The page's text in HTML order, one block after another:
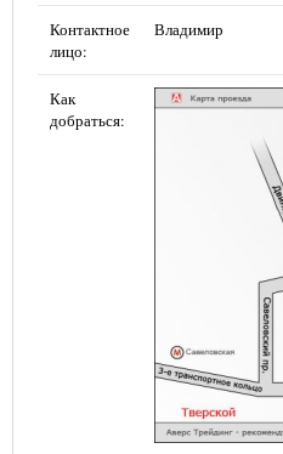
Контактное
лицо:
Владимир
Как
добраться: